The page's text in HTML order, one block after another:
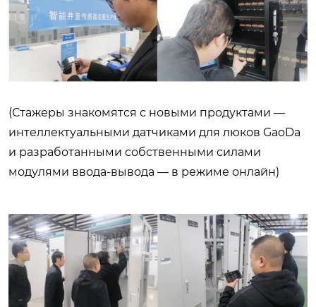
(Стажеры знакомятся с новыми продуктами —
интеллектуальными датчиками для люков GaoDa
и разработанными собственными силами
модулями ввода-вывода — в режиме онлайн)